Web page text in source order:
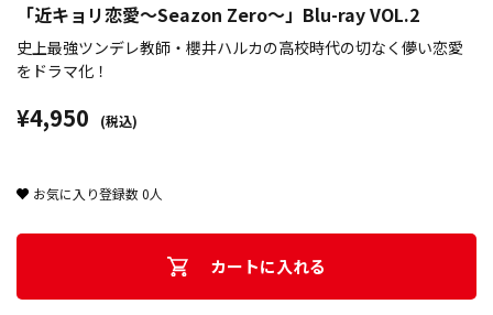
「近キョリ恋愛～Seazon Zero～」Blu-ray VOL.2
史上最強ツンデレ教師・櫻井ハルカの高校時代の切なく儚い恋愛
をドラマ化！
¥4,950 (税込)
お気に入り登録数0人
カートに入れる